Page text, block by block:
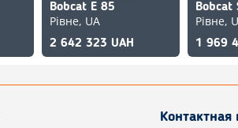
Bobcat E 85
Рівне, UA
2 642 323 UAH
Bobcat
Рівне,
1 969